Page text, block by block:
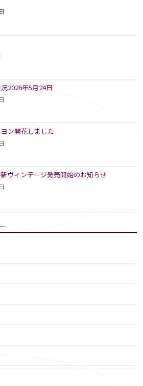
2026年5月24日
ン開花しました
ヴィンテージ発売開始のお知らせ